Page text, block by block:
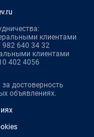
клиентами
982 640 34 32
клиентами
402 4056
за достоверность
объявлениях.